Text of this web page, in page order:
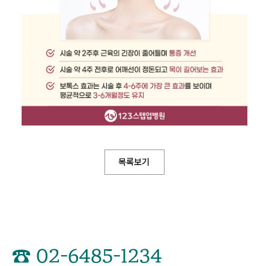
목록보기
☎ 02-6485-1234